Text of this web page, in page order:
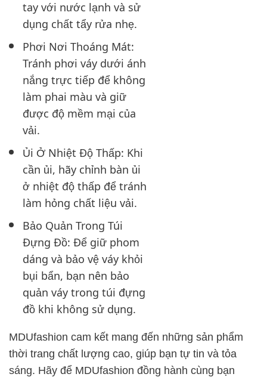
tay với nước lạnh và sử
dụng chất tẩy rửa nhẹ.
Phơi Nơi Thoáng Mát:
Tránh phơi váy dưới ánh
nắng trực tiếp để không
làm phai màu và giữ
được độ mềm mại của
vải.
Ủi Ở Nhiệt Độ Thấp: Khi
cần ủi, hãy chỉnh bàn ủi
ở nhiệt độ thấp để tránh
làm hỏng chất liệu vải.
Bảo Quản Trong Túi
Đựng Đồ: Để giữ phom
dáng và bảo vệ váy khỏi
bụi bẩn, bạn nên bảo
quản váy trong túi đựng
đồ khi không sử dụng.
MDUfashion cam kết mang đến những sản phẩm
thời trang chất lượng cao, giúp bạn tự tin và tỏa
sáng. Hãy để MDUfashion đồng hành cùng bạn